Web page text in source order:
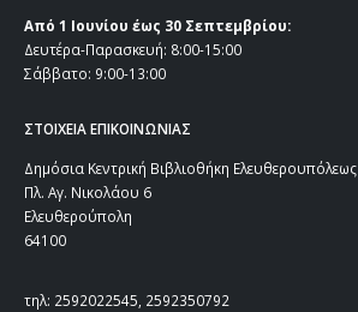
Από 1 Ιουνίου έως 30 Σεπτεμβρίου:
Δευτέρα-Παρασκευή: 8:00-15:00
Σάββατο: 9:00-13:00
ΣΤΟΙΧΕΙΑ ΕΠΙΚΟΙΝΩΝΙΑΣ
Δημόσια Κεντρική Βιβλιοθήκη Ελευθερουπόλεως
Πλ. Αγ. Νικολάου 6
Ελευθερούπολη
64100
τηλ: 2592022545, 2592350792